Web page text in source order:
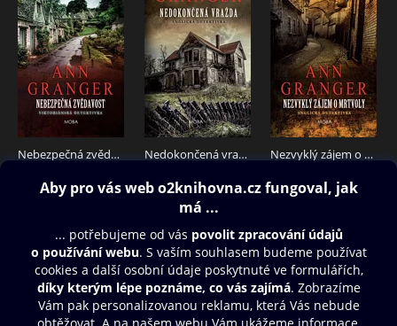
Nebezpečná zvědavost
239 Kč
Nedokončená vražda Nezvyklý zájem o mrtvoly
239 Kč
Obsah ke stažení
Moje O2 Knihovna
Další zábava